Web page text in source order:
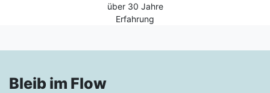
über 30 Jahre
Erfahrung
Bleib im Flow